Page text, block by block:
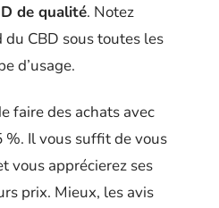
de qualité. Notez
du CBD sous toutes les
d’usage.
faire des achats avec
%. Il vous suffit de vous
vous apprécierez ses
prix. Mieux, les avis